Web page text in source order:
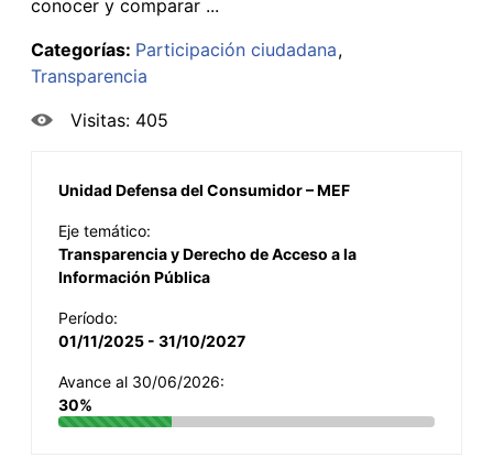
conocer y comparar ...
Categorías: Participación ciudadana
Transparencia
Visitas: 405
Unidad Defensa del Consumidor – MEF
Eje temático:
Transparencia y Derecho de Acceso a la
Información Pública
Período:
01/11/2025 - 31/10/2027
Avance al 30/06/2026:
30%